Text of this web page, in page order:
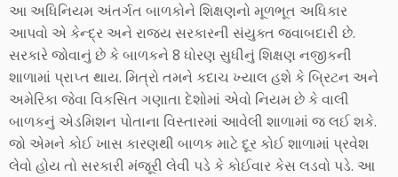
આ અધિનિયમ અંતર્ગત બાળકોને શિક્ષણનો મૂળભૂત અધિકાર
આપવો એ કેન્દ્ર અને રાજ્ય સરકારની સંયુક્ત જવાબદારી છે.
સરકારે જોવાનું છે કે બાળકને 8 ધોરણ સુધીનું શિક્ષણ નજીકની
શાળામાં પ્રાપ્ત થાય. મિત્રો તમને કદાચ ખ્યાલ હશે કે બ્રિટન અને
અમેરિકા જેવા વિકસિત ગણાતા દેશોમાં એવો નિયમ છે કે વાલી
બાળકનું એડમિશન પોતાના વિસ્તારમાં આવેલી શાળામાં જ લઈ શકે.
જો એમને કોઈ ખાસ કારણથી બાળક માટે દૂર કોઈ શાળામાં પ્રવેશ
લેવો હોય તો સરકારી મંજૂરી લેવી પડે કે કોઈવાર કેસ લડવો પડે. આ